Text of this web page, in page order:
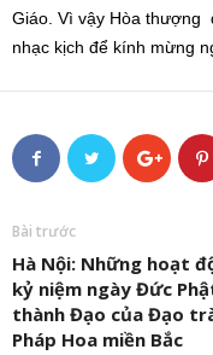
Giáo. Vì vậy Hòa thượng
nhạc kịch để kính mừng
Bài trước
Hà Nội: Những hoạt
kỷ niệm ngày Đức
thành Đạo của Đạo
Pháp Hoa miền Bắc